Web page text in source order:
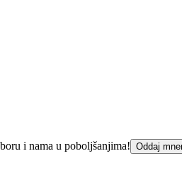
i nama u poboljšanjima! Oddaj